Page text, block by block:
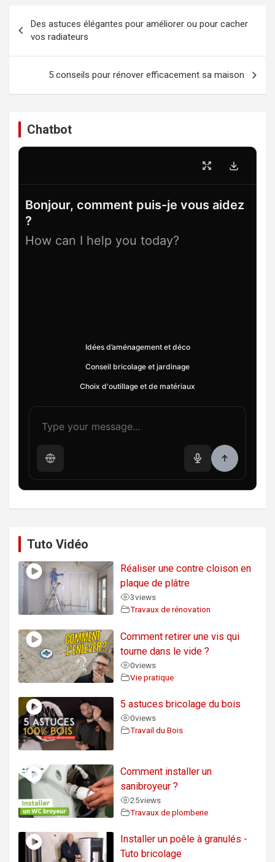
de
l’article
Des astuces élégantes pour améliorer ou pour cacher
vos radiateurs
5 conseils pour rénover efficacement sa maison
Chatbot
Bonjour, comment puis-je vous aidez
?
How can I help you today?
Idées d’aménagement et déco
Conseil bricolage et jardinage
Choix d'outillage et de matériaux
Tuto Vidéo
Réaliser une contre cloison en
plaque de plâtre
3views
Travaux de rénovation
Comment retirer une vis qui
tourne dans le vide ?
0views
Vie pratique
5 astuces bricolage du bois
0views
Travail du Bois
Comment installer un
sanibroyeur ?
25views
Travaux de plomberie
Installer un poêle à granulés -
Tuto bricolage